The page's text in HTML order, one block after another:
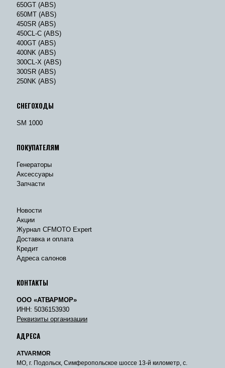
650GT (ABS)
650MT (ABS)
450SR (ABS)
450CL-C (ABS)
400GT (ABS)
400NK (ABS)
300CL-X (ABS)
300SR (ABS)
250NK (ABS)
СНЕГОХОДЫ
SM 1000
ПОКУПАТЕЛЯМ
Генераторы
Аксессуары
Запчасти
Новости
Акции
Журнал CFMOTO Expert
Доставка и оплата
Кредит
Адреса салонов
КОНТАКТЫ
ООО «АТВАРМОР»
ИНН: 5036153930
Реквизиты организации
АДРЕСА
ATVARMOR
МО, г. Подольск, Симферопольское шоссе 13-й километр, с.